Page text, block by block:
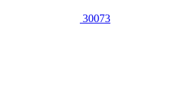
30073